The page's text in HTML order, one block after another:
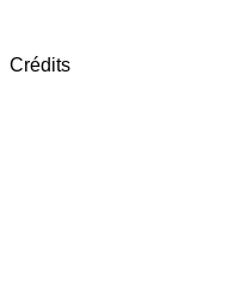
Crédits